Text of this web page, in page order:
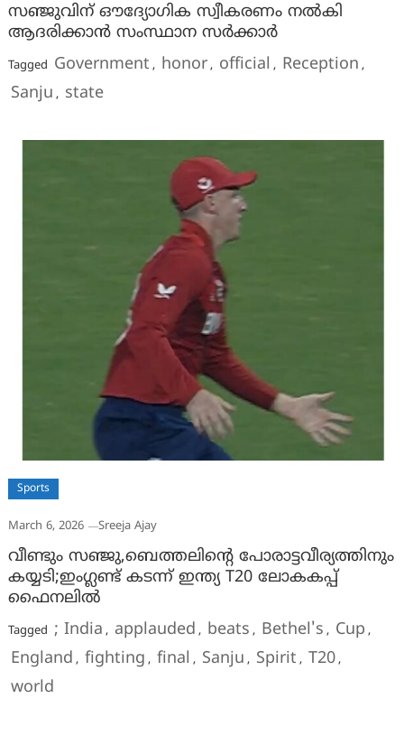
സഞ്ജുവിന് ഔദ്യോഗിക സ്വീകരണം നൽകി
ആദരിക്കാൻ സംസ്ഥാന സർക്കാർ
Tagged Government , honor, official , Reception ,
Sanju , state
Sports
March 6, 2026 Sreeja Ajay
വീണ്ടും സഞ്ജു,ബെത്തലിൻ്റെ പോരാട്ടവീര്യത്തിനും
കയ്യടി;ഇംഗ്ലണ്ട് കടന്ന് ഇന്ത്യ T20 ലോകകപ്പ്
ഫൈനലിൽ
Tagged ; India , applauded , beats , Bethel's , Cup ,
England , fighting , final , Sanju , Spirit , T20,
world